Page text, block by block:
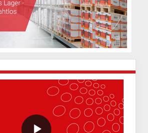
VideoWithLightboxBlock